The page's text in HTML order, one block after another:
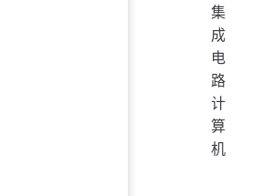
集
成
电
路
计
算
机